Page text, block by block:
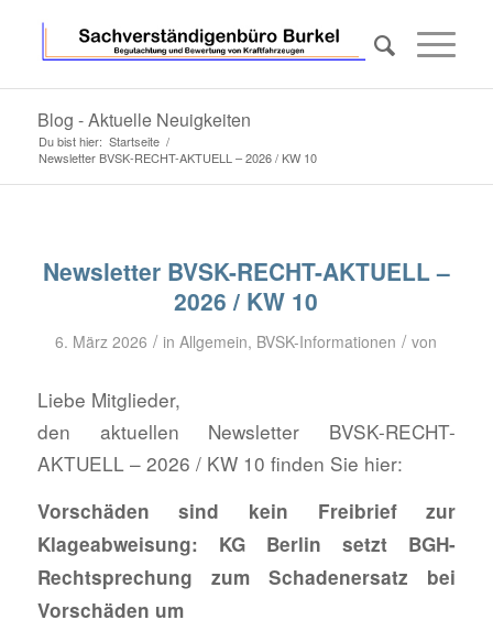
Blog - Aktuelle Neuigkeiten
Du bist hier: Startseite /
Newsletter BVSK-RECHT-AKTUELL – 2026 / KW 10
Newsletter BVSK-RECHT-AKTUELL –
2026 / KW 10
6. März 2026 / inAllgemein, BVSK-Informationen / von
Liebe Mitglieder,
den aktuellen Newsletter BVSK-RECHT-
AKTUELL – 2026 / KW 10 finden Sie hier:
Vorschäden sind kein Freibrief zur
Klageabweisung: KG Berlin setzt BGH-
Rechtsprechung zum Schadenersatz bei
Vorschäden um